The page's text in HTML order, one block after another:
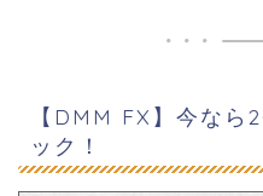
【DMM FX】今な
ック！